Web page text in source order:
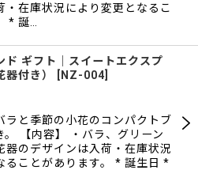
・在庫状況により変更となるこ
* 誕…
ド ギフト｜スイートエクスプ
器付き）
NZ-004
ラと季節の小花のコンパクトブ
。 【内容】 ・バラ、グリーン
器のデザインは入荷・在庫状況
ることがあります。 * 誕生日 *